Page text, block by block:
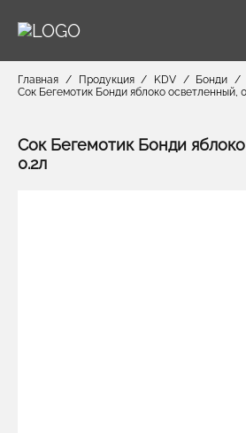
Главная Продукция KDV
Бонди
Сок Бегемотик Бонди яблоко осветленный,
Сок Бегемотик Бонди
0.2л